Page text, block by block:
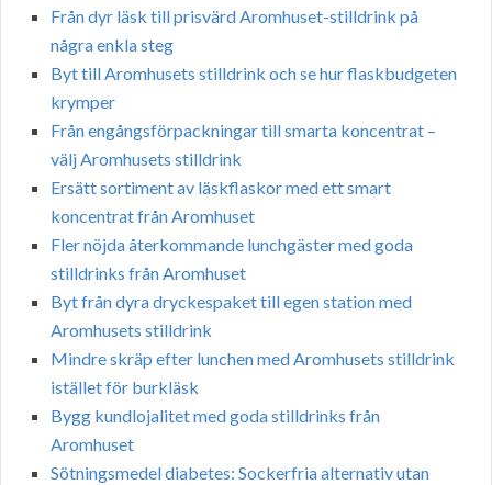
Från dyr läsk till prisvärd Aromhuset-stilldrink på
några enkla steg
Byt till Aromhusets stilldrink och se hur flaskbudgeten
krymper
Från engångsförpackningar till smarta koncentrat –
välj Aromhusets stilldrink
Ersätt sortiment av läskflaskor med ett smart
koncentrat från Aromhuset
Fler nöjda återkommande lunchgäster med goda
stilldrinks från Aromhuset
Byt från dyra dryckespaket till egen station med
Aromhusets stilldrink
Mindre skräp efter lunchen med Aromhusets stilldrink
istället för burkläsk
Bygg kundlojalitet med goda stilldrinks från
Aromhuset
Sötningsmedel diabetes: Sockerfria alternativ utan